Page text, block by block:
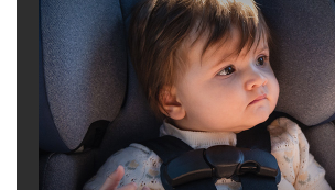
các tội liên quan đến âm mưu,
Việc một dân cử có mối quan
chính cộng đồng nơi mình phục